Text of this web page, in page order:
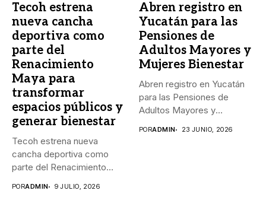
Tecoh estrena
nueva cancha
deportiva como
parte del
Renacimiento
Maya para
transformar
espacios públicos y
generar bienestar
Tecoh estrena nueva
cancha deportiva como
parte del Renacimiento
PORADMIN 9 JULIO, 2026
Abren registro en
Yucatán para las
Pensiones de
Adultos Mayores y
Mujeres Bienestar
Abren registro en Yucatán
para las Pensiones de
Adultos Mayores y
PORADMIN 23 JUNIO, 2026